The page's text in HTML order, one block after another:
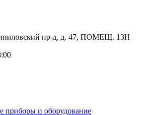
пр-д, д. 47, ПОМЕЩ. 13Н